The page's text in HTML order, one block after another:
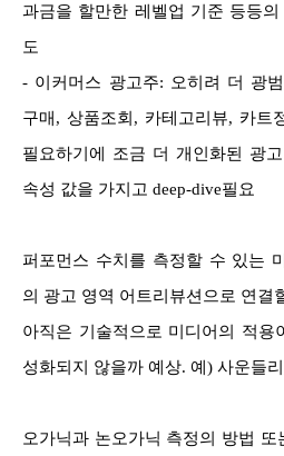
과금을 할만한 레벨업 기준 등등
도
- 이커머스 광고주: 오히려 더 광
구매, 상품조회, 카테고리뷰, 카트
필요하기에 조금 더 개인화된 광
속성 값을 가지고 deep-dive필요
퍼포먼스 수치를 측정할 수 있는
의 광고 영역 어트리뷰션으로 연결
아직은 기술적으로 미디어의 적용
성화되지 않을까 예상. 예) 사운들
오가닉과 논오가닉 측정의 방법 또